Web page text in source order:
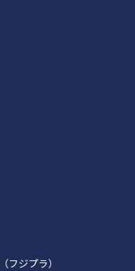
フジプラ）